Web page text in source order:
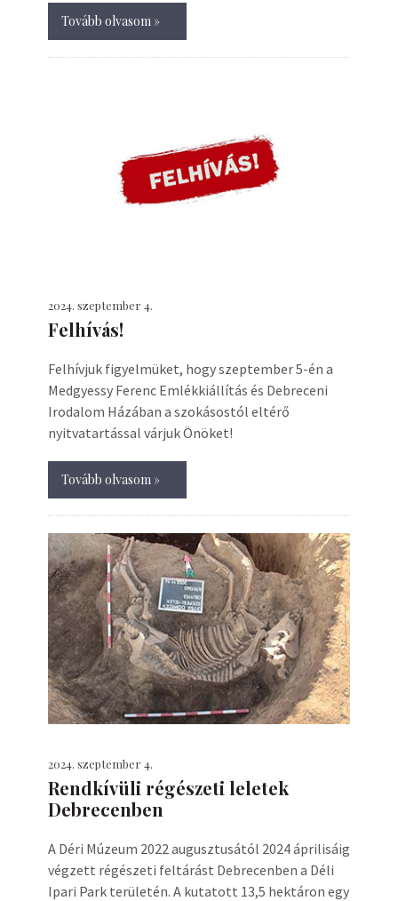
Tovább olvasom »
2024. szeptember 4.
Felhívás!
Felhívjuk figyelmüket, hogy szeptember 5-én a
Medgyessy Ferenc Emlékkiállítás és Debreceni
Irodalom Házában a szokásostól eltérő
nyitvatartással várjuk Önöket!
Tovább olvasom »
2024. szeptember 4.
Rendkívüli régészeti leletek
Debrecenben
A Déri Múzeum 2022 augusztusától 2024 áprilisáig
végzett régészeti feltárást Debrecenben a Déli
Ipari Park területén. A kutatott 13,5 hektáron egy